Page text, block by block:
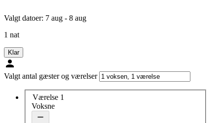
Valgt datoer: 7 aug - 8 aug
1 nat
Klar
Valgt antal gæster og værelser
Værelse 1
Voksne